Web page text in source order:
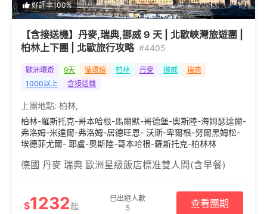
好評率100%
【含接送機】丹麥,瑞典,挪威 9 天 | 北歐峽灣旅遊團 |
柏林上下團 | 北歐旅行攻略 #4405
歐洲環遊 9天 循環線 柏林 丹麥 挪威
瑞典
1000以上
含接送機
上團地點: 柏林,
柏林-羅斯托克-哥本哈根-馬爾默-哥德堡-奧斯陸-海姆瑟達爾-
弗洛姆-米達爾-弗洛姆-居德旺恩- 沃斯-卑爾根-努爾黑姆松-
埃德菲尤爾- 耶盧-奧斯陸-哥本哈根-羅斯托克-柏林林
德國 丹麥 瑞典 歐洲星級飯店標准雙人間(含早餐)
$1232起
已出遊人數
5
查看團期